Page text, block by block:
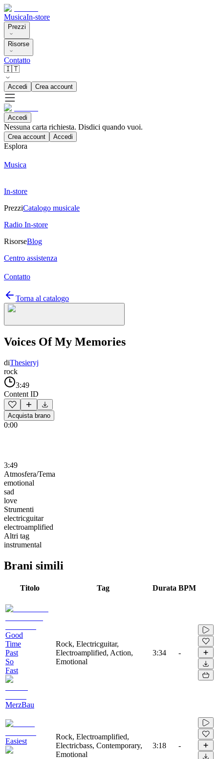
MusicaIn-store
Prezzi
Risorse
Contatto
🇮🇹
Accedi Crea account
Accedi
Nessuna carta richiesta. Disdici quando vuoi.
Crea account Accedi
Esplora
Musica
In-store
PrezziCatalogo musicale
Radio In-store
RisorseBlog
Centro assistenza
Contatto
Torna al catalogo
Voices Of My Memories
diThesieryj
rock
3:49
Content ID
Acquista brano
0:00
3:49
Atmosfera/Tema
emotional
sad
love
Strumenti
electricguitar
electroamplified
Altri tag
instrumental
Brani simili
Titolo Tag Durata BPM
Good
Time
Past
So
Fast
MerzBau
Rock, Electricguitar,
Electroamplified, Action,
Emotional
3:34 -
Easiest
Rock, Electroamplified,
Electricbass, Contemporary,
Emotional
3:18 -